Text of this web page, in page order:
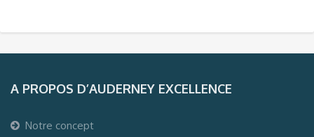
A PROPOS D’AUDERNEY EXCELLENCE
Notre concept